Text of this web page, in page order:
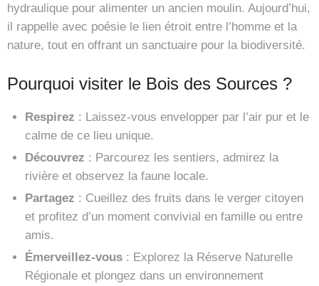
hydraulique pour alimenter un ancien moulin. Aujourd’hui,
il rappelle avec poésie le lien étroit entre l’homme et la
nature, tout en offrant un sanctuaire pour la biodiversité.
Pourquoi visiter le Bois des Sources ?
Respirez : Laissez-vous envelopper par l’air pur et le
calme de ce lieu unique.
Découvrez : Parcourez les sentiers, admirez la
rivière et observez la faune locale.
Partagez : Cueillez des fruits dans le verger citoyen
et profitez d’un moment convivial en famille ou entre
amis.
Émerveillez-vous : Explorez la Réserve Naturelle
Régionale et plongez dans un environnement